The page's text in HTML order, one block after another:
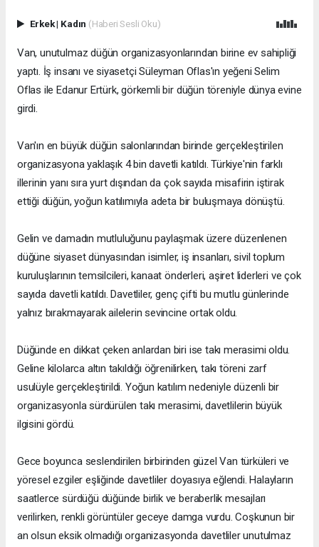
Erkek| Kadın (Haberi Sesli Oku)
Van, unutulmaz düğün organizasyonlarından birine ev sahipliği
yaptı. İş insanı ve siyasetçi Süleyman Oflas'ın yeğeni Selim
Oflas ile Edanur Ertürk, görkemli bir düğün töreniyle dünya evine
girdi.
Van'ın en büyük düğün salonlarından birinde gerçekleştirilen
organizasyona yaklaşık 4 bin davetli katıldı. Türkiye'nin farklı
illerinin yanı sıra yurt dışından da çok sayıda misafirin iştirak
ettiği düğün, yoğun katılımıyla adeta bir buluşmaya dönüştü.
Gelin ve damadın mutluluğunu paylaşmak üzere düzenlenen
düğüne siyaset dünyasından isimler, iş insanları, sivil toplum
kuruluşlarının temsilcileri, kanaat önderleri, aşiret liderleri ve çok
sayıda davetli katıldı. Davetliler, genç çifti bu mutlu günlerinde
yalnız bırakmayarak ailelerin sevincine ortak oldu.
Düğünde en dikkat çeken anlardan biri ise takı merasimi oldu.
Geline kilolarca altın takıldığı öğrenilirken, takı töreni zarf
usulüyle gerçekleştirildi. Yoğun katılım nedeniyle düzenli bir
organizasyonla sürdürülen takı merasimi, davetlilerin büyük
ilgisini gördü.
Gece boyunca seslendirilen birbirinden güzel Van türküleri ve
yöresel ezgiler eşliğinde davetliler doyasıya eğlendi. Halayların
saatlerce sürdüğü düğünde birlik ve beraberlik mesajları
verilirken, renkli görüntüler geceye damga vurdu. Coşkunun bir
an olsun eksik olmadığı organizasyonda davetliler unutulmaz